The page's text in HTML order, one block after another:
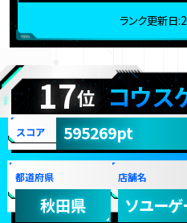
ランク更新日
17位 コウス
スコア 595269pt
都道府県
秋田県
店舗名
ソユー